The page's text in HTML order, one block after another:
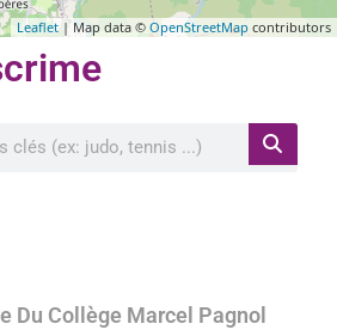
Leaflet | Map data © OpenStreetMap contributors
Du Collège Marcel Pagnol